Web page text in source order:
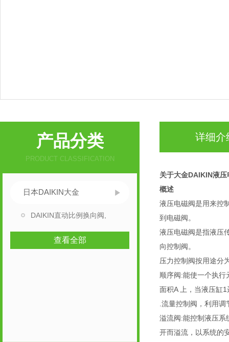
产品分类
PRODUCT CLASSIFICATION
日本DAIKIN大金
DAIKIN直动比例换向阀,
查看全部
详细介
关于大金DAIKIN液
概述
液压电磁阀是用来控
到电磁阀。
液压电磁阀是指液压
向控制阀。
压力控制阀按用途分
顺序阀:能使一个执
面积A 上，当液压缸
.流量控制阀，利用
溢流阀:能控制液压系
开而溢流，以系统的